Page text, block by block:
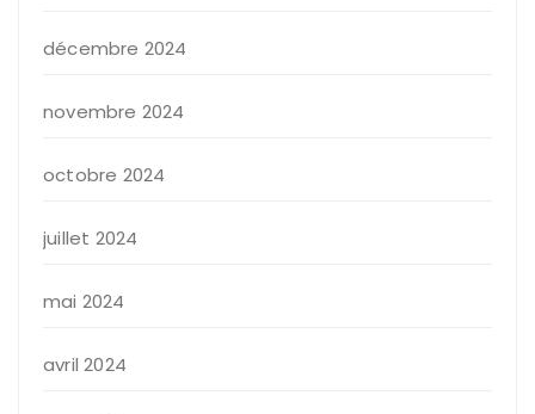
décembre 2024
novembre 2024
octobre 2024
juillet 2024
mai 2024
avril 2024